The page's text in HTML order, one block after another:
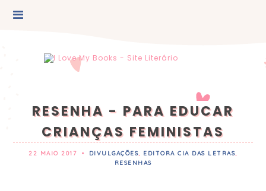
RESENHA - PARA EDUCAR
CRIANÇAS FEMINISTAS
22 MAIO 2017 • DIVULGAÇÕES, EDITORA CIA DAS LETRAS,
RESENHAS